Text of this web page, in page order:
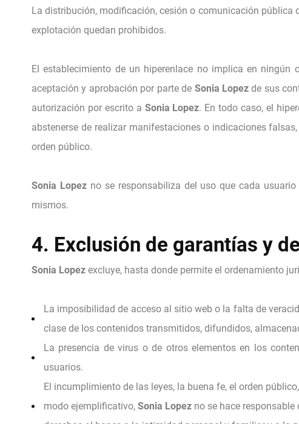
La distribución, modificación, cesión o comunicación pública
explotación quedan prohibidos.
El establecimiento de un hiperenlace no implica en ningún
aceptación y aprobación por parte de Sonia Lopez de sus
autorización por escrito a Sonia Lopez. En todo caso, el
abstenerse de realizar manifestaciones o indicaciones
orden público.
Sonia Lopezno se responsabiliza del uso que cada
mismos.
4. Exclusión de garantías y
Sonia Lopez excluye, hasta donde permite el ordenamiento
La imposibilidad de acceso al sitio web o la falta de
clase de los contenidos transmitidos, difundidos,
La presencia de virus o de otros elementos en los
usuarios.
El incumplimiento de las leyes, la buena fe, el orden
modo ejemplificativo, Sonia Lopez no se hace